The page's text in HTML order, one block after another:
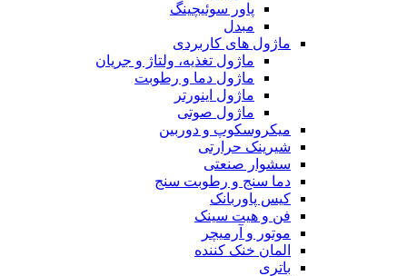
پاور سوئیچینگ
مبدل
ماژول های کاربردی
ماژول تغذیه، ولتاژ و جریان
ماژول دما و رطوبت
ماژول اینورتر
ماژول صوتی
میکروسکوپ و دوربین
شیرینک حرارتی
سشوار صنعتی
دما سنج و رطوبت سنج
کیس پاوربانک
فن و هیت سینک
موتور و آرمیچر
المان خنک کننده
باتری